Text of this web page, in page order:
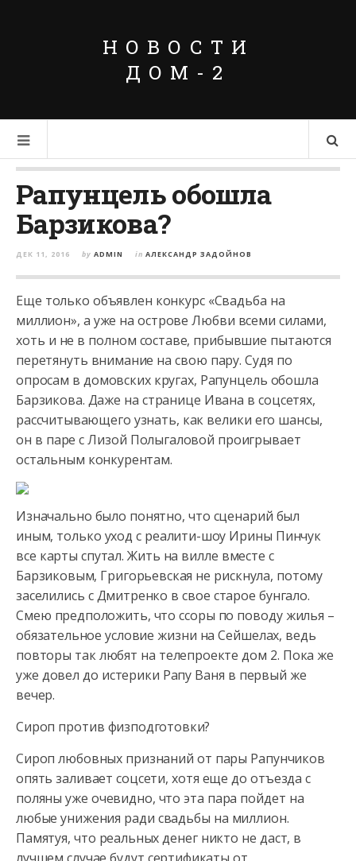
НОВОСТИ
ДОМ-2
Рапунцель обошла
Барзикова?
ДЕК 11, 2016 by ADMIN in АЛЕКСАНДР ЗАДОЙНОВ
Еще только объявлен конкурс «Свадьба на
миллион», а уже на острове Любви всеми силами,
хоть и не в полном составе, прибывшие пытаются
перетянуть внимание на свою пару. Судя по
опросам в домовских кругах, Рапунцель обошла
Барзикова. Даже на странице Ивана в соцсетях,
рассчитывающего узнать, как велики его шансы,
он в паре с Лизой Полыгаловой проигрывает
остальным конкурентам.
Изначально было понятно, что сценарий был
иным, только уход с реалити-шоу Ирины Пинчук
все карты спутал. Жить на вилле вместе с
Барзиковым, Григорьевская не рискнула, потому
заселились с Дмитренко в свое старое бунгало.
Смею предположить, что ссоры по поводу жилья –
обязательное условие жизни на Сейшелах, ведь
повторы так любят на телепроекте дом 2. Пока же
уже довел до истерики Рапу Ваня в первый же
вечер.
Сироп против физподготовки?
Сироп любовных признаний от пары Рапунчиков
опять заливает соцсети, хотя еще до отъезда с
поляны уже очевидно, что эта пара пойдет на
любые унижения ради свадьбы на миллион.
Памятуя, что реальных денег никто не даст, в